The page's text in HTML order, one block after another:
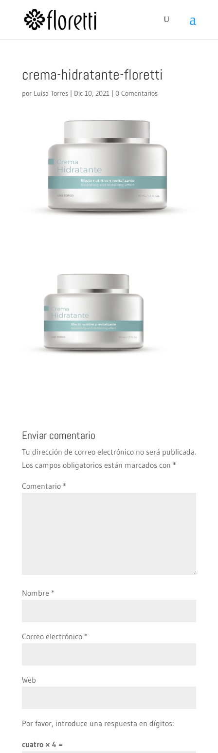
crema-hidratante-floretti
por Luisa Torres| Dic 10, 2021| 0 Comentarios
Enviar comentario
Tu dirección de correo electrónico no será publicada.
Los campos obligatorios están marcados con *
Comentario *
Nombre *
Correo electrónico *
Web
Por favor, introduce una respuesta en dígitos:
cuatro × 4 =